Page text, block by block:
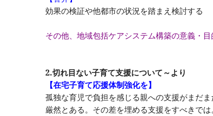
効果の検証や他都市の状況を踏まえ検討する
その他、地域包括ケアシステム構築の意義・
2.切れ目ない子育て支援について～より
【在宅子育て応援体制強化を】
孤独な育児で負担を感じる親への支援がまだ
厳然とある。その差を埋める支援をすべきでは。